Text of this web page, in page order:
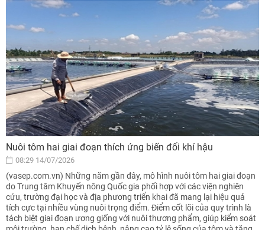
Nuôi tôm hai giai đoạn thích ứng biến đổi khí hậu
08:29 14/07/2026
(vasep.com.vn) Những năm gần đây, mô hình nuôi tôm hai giai đoạn
do Trung tâm Khuyến nông Quốc gia phối hợp với các viện nghiên
cứu, trường đại học và địa phương triển khai đã mang lại hiệu quả
tích cực tại nhiều vùng nuôi trọng điểm. Điểm cốt lõi của quy trình là
tách biệt giai đoạn ương giống với nuôi thương phẩm, giúp kiểm soát